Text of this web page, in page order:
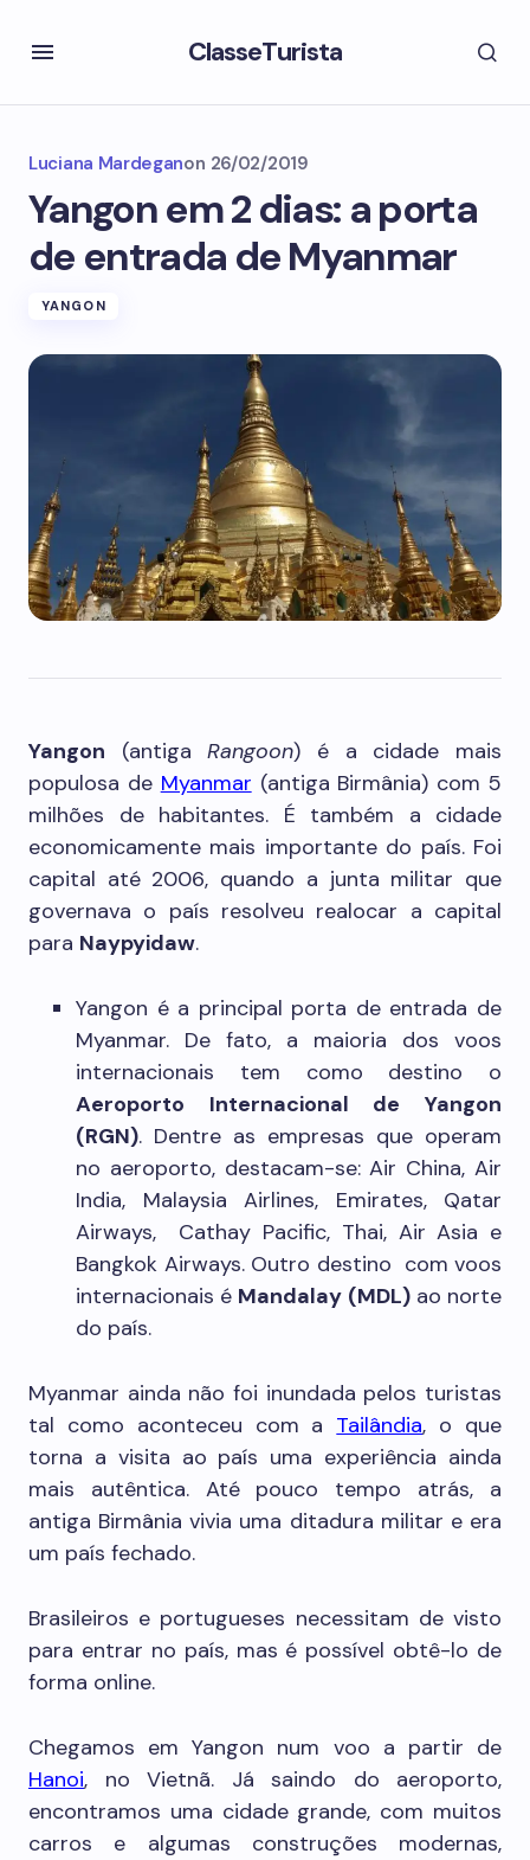
ClasseTurista
Luciana Mardeganon 26/02/2019
Yangon em 2 dias: a porta
de entrada de Myanmar
YANGON
Yangon (antigaRangoon) é a cidade mais
populosa de Myanmar (antiga Birmânia) com 5
milhões de habitantes. É também a cidade
economicamente mais importante do país. Foi
capital até 2006, quando a junta militar que
governava o país resolveu realocar a capital
para Naypyidaw.
Yangon é a principal porta de entrada de
Myanmar. De fato, a maioria dos voos
internacionais tem como destino o
Aeroporto Internacional de Yangon
(RGN). Dentre as empresas que operam
no aeroporto, destacam-se: Air China, Air
India, Malaysia Airlines, Emirates, Qatar
Airways, Cathay Pacific, Thai, Air Asia e
Bangkok Airways. Outro destino com voos
internacionais é Mandalay (MDL)ao norte
do país.
Myanmar ainda não foi inundada pelos turistas
tal como aconteceu com a Tailândia, o que
torna a visita ao país uma experiência ainda
mais autêntica. Até pouco tempo atrás, a
antiga Birmânia vivia uma ditadura militar e era
um país fechado.
Brasileiros e portugueses necessitam de visto
para entrar no país, mas é possível obtê-lo de
forma online.
Chegamos em Yangon num voo a partir de
Hanoi, no Vietnã. Já saindo do aeroporto,
encontramos uma cidade grande, com muitos
carros e algumas construções modernas,